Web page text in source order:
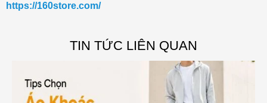
https://160store.com/
TIN TỨC LIÊN QUAN